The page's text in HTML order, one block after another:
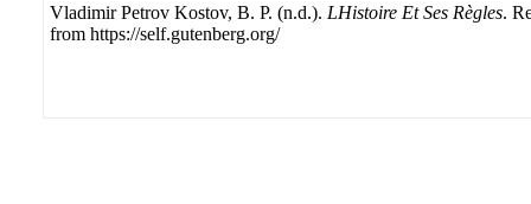
Vladimir Petrov Kostov, B. P. (n.d.). LHistoire Et Ses Règles.
from https://self.gutenberg.org/